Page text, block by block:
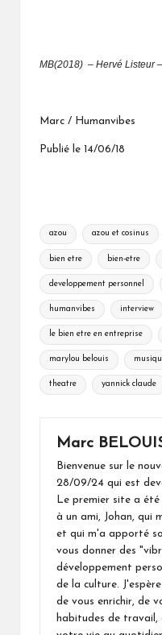
MB(2018) – Hervé Listeur
Marc / Humanvibes
Publié le 14/06/18
Tags:
azou azou et cosinus
bien etre bien-etre
developpement personnel
humanvibes interview
le bien etre en entreprise
marylou belouis
theatre yannick claude
Marc
Bienvenue sur le
28/09/24 qui est
Le premier site a
à un ami, Johan, qui
et qui m'a apporté
vous donner des
développement
de la culture.
de vous enrichir, de
habitudes de travail,